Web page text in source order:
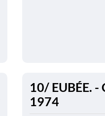
10/ EUBÉE.
1974